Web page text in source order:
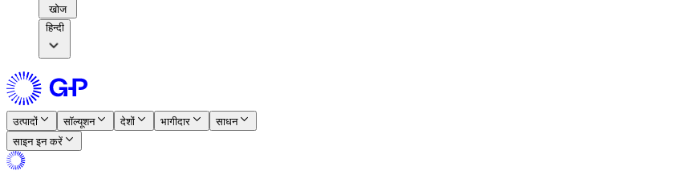
खोज​​
हिन्दी
उत्पादों​​ सॉल्यूशन​​ देशों​​ भागीदार​​
साधन​​
साइन इन करें​​